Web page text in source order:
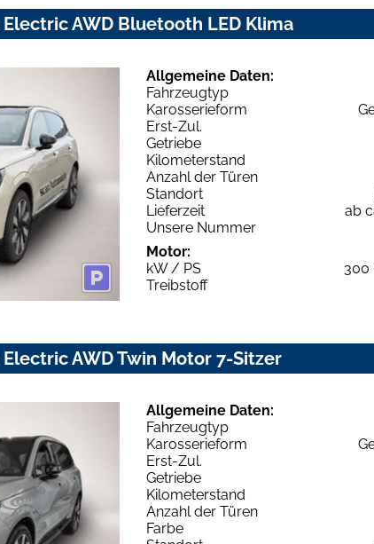
AWD Bluetooth LED Klima
Allgemeine Daten:
Fahrzeugtyp
Karosserieform
Erst-Zul.
Getriebe
Kilometerstand
Anzahl der Türen
Standort
Lieferzeit
ab
Unsere Nummer
Motor:
kW / PS
300
Treibstoff
AWD Twin Motor 7-Sitzer
Allgemeine Daten:
Fahrzeugtyp
Karosserieform
Erst-Zul.
Getriebe
Kilometerstand
Anzahl der Türen
Farbe